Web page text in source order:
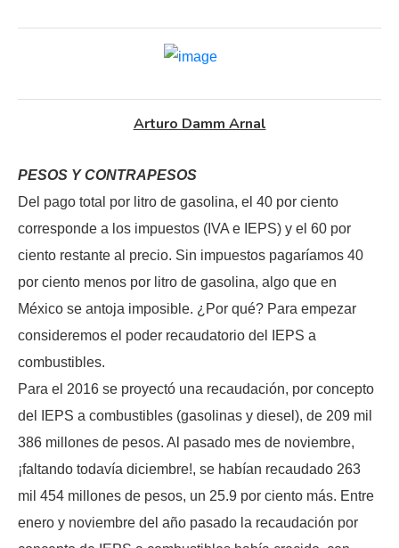
Arturo Damm Arnal
PESOS Y CONTRAPESOS
Del pago total por litro de gasolina, el 40 por ciento
corresponde a los impuestos (IVA e IEPS) y el 60 por
ciento restante al precio. Sin impuestos pagaríamos 40
por ciento menos por litro de gasolina, algo que en
México se antoja imposible. ¿Por qué? Para empezar
consideremos el poder recaudatorio del IEPS a
combustibles.
Para el 2016 se proyectó una recaudación, por concepto
del IEPS a combustibles (gasolinas y diesel), de 209 mil
386 millones de pesos. Al pasado mes de noviembre,
¡faltando todavía diciembre!, se habían recaudado 263
mil 454 millones de pesos, un 25.9 por ciento más. Entre
enero y noviembre del año pasado la recaudación por